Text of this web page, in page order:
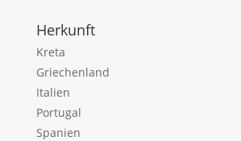
Herkunft
Kreta
Griechenland
Italien
Portugal
Spanien